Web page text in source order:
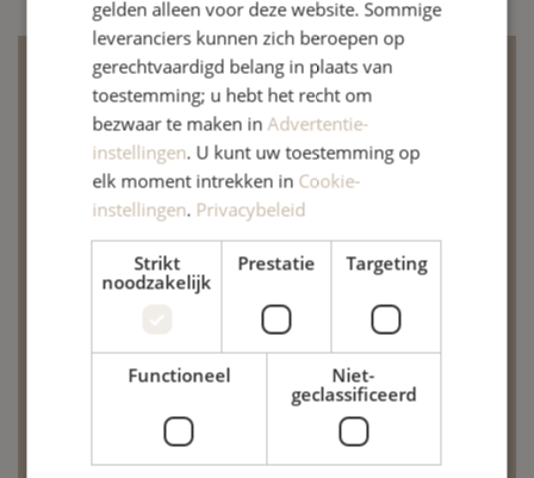
De praktijk is gesloten op
maandag 29 juni
22 juni 2026
Het was hoog tijd om onze oefenruimte te
vernieuwen. Daarom voeren we aanstaande
maandag enkele moderniseringswerken uit. Om
deze werken vlot te laten verlopen, zal de praktijk
die dag gesloten zijn. Voor acupunctuur blijft de
praktijk wel gewoon geopend. Vanaf dinsdag 30
juni ontvangen wij u met plezier in onze
gelden alleen voor deze website. Sommige
leveranciers kunnen zich beroepen op
gerechtvaardigd belang in plaats van
toestemming; u hebt het recht om
bezwaar te maken inAdvertentie-
instellingen. U kunt uw toestemming op
elk moment intrekken in Cookie-
instellingen. Privacybeleid
Strikt
noodzakelijk
Prestatie Targeting
Functioneel
Niet-
geclassificeerd